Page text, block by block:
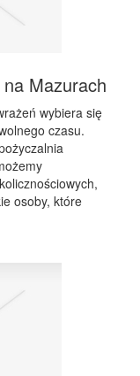
Mazurach
wybiera się
czasu.
osoby, które